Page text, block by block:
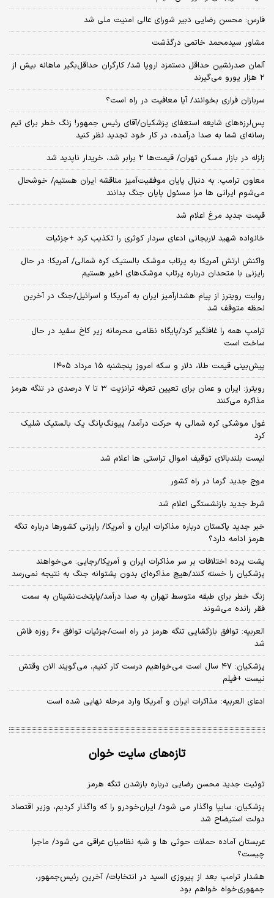
فارس: محسن رضایی دبیر شورای عالی امنیت ملی شد
مشاور سیدمحمد خاتمی درگذشت
آلمان صدرنشین حداقل دستمزد اروپا شد/ کارگران حداقل‌بگیر ماهانه بیش از
۲ هزار یورو می‌گیرند
سربازان فراری بخوانند/ آیا معافیت در راه است؟
پس‌لرزه‌های شایعه استعفای پزشکیان/آقای رئیس جمهور! زنگ خطر برای تیم
رسانه‌ای شما به صدا درآمده، در کار خود تجدید نظر کنید
زلزله در بازار مسکن تهران/ قیمت‌ها ۲ برابر شد، خریدار ناپدید شد
معاون ترامپ: به دنبال پایان موفقیت‌آمیز مناقشه ایران هستیم/ خوشحال
می‌شوم ایرانی ها مرا مسئول پایان جنگ بدانند
قیمت جدید مرغ اعلام شد
خانواده شهید لاریجانی ادعای سردار کوثری را تکذیب کرد +جزئیات
واکنش ارتش آمریکا به پرتاب موشک بالستیک کره شمالی/ آمریکا: در حال
رایزنی با متحدان درباره پرتاب موشک‌های اخیر هستیم
روایت رویترز از پیام هشدارآمیز ایران به آمریکا و اسرائیل/جنگ در آخرین
لحظه متوقف شد
ترامپ همه را غافلگیر کرد/پایگاه نظامی محرمانه زیر کاخ سفید در حال
ساخت است
پیش‌بینی قیمت طلا، دلار و سکه امروز پنجشنبه ۱۵ مرداد ۱۴۰۵
رویترز: ایران و عمان برای تعیین تعرفه ترانزیت ۳ تا ۷ درصدی در تنگه هرمز
مذاکره می‌کنند
غول موشکی کره شمالی به حرکت درآمد/ پیونگ‌یانگ یک بالستیک شلیک
کرد
لیست بلندبالای توقیف اموال تراستی ها اعلام شد
موج جدید گرما در راه کشور
شرط جدید بازنشستگی اعلام شد
خبر جدید پاکستان درباره مذاکرات ایران و آمریکا/ رایزنی کشورها درباره تنگه
هرمز ادامه دارد؟
پشت پرده اختلافات بر سر مذاکرات ایران و آمریکا/رجایی: می‌خواهند
پزشکیان را خسته کنند/هیچ مذاکره‌ای بدون پشتوانه جنگ به نتیجه نمی‌رسد
زنگ خطر برای طبقه متوسط تهران به صدا درآمد/پایتخت‌نشینان به سمت
فقر رانده می‌شوند
العربیه: توافق بازگشایی تنگه هرمز در راه است/جزئیات توافق ۶۰ روزه فاش
شد
پزشکیان: ۴۷ سال است می‌خواهیم درست کار کنیم، می‌گویند الان وقتش
نیست +فیلم
ادعای العربیه: مذاکرات ایران و آمریکا وارد مرحله نهایی شده است
تازه‌های سایت خوان
توئیت جدید محسن رضایی درباره بازشدن تنگه هرمز
پزشکیان: سایپا واگذار می شود/ ایران‌خودرو را که واگذار کردیم، وزیر اقتصاد
دولت استیضاح شد
عربستان آماده حملات حوثی ها و شبه نظامیان عراقی می شود/ ماجرا
چیست؟
هشدار ترامپ بعد از پیروزی السید در انتخابات/ آخرین رئیس‌جمهور،
جمهوری‌خواه خواهم بود